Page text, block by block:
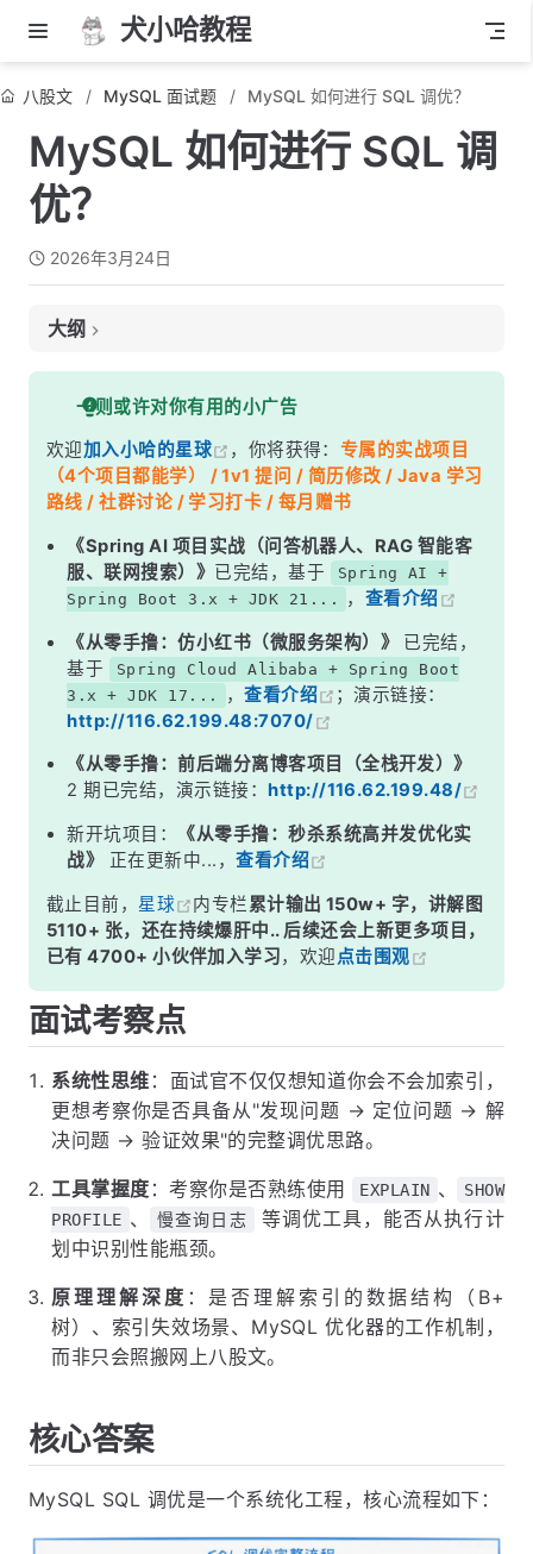
犬小哈教程
八股文 MySQL 面试题 MySQL 如何进行 SQL 调优？
MySQL 如何进行 SQL 调
优？
2026年3月24日
大纲
面试考察点
核心答案
深度解析
一、定位慢 SQL：慢查询日志
二、分析执行计划：EXPLAIN 详解
三、索引优化：最常见的调优手段
五、表结构优化
六、高级调优工具
常见面试变体
记忆口诀
总结
一则或许对你有用的小广告
欢迎加入小哈的星球 ，你将获得： 专属的实战项目
（4个项目都能学） / 1v1 提问 / 简历修改 / Java 学习
路线 / 社群讨论 / 学习打卡 / 每月赠书
《Spring AI 项目实战（问答机器人、RAG 智能客
服、联网搜索）》 已完结，基于
Spring AI +
Spring Boot 3.x + JDK 21...
， 查看介绍
《从零手撸：仿小红书（微服务架构）》
已完结，
基于
Spring Cloud Alibaba + Spring Boot
3.x + JDK 17...
，查看介绍
；演示链接：
http://116.62.199.48:7070/
《从零手撸：前后端分离博客项目（全栈开发）》
2 期已完结，演示链接： http://116.62.199.48/
新开坑项目：
《从零手撸：秒杀系统高并发优化实
战》
正在更新中...，查看介绍
截止目前， 星球 内专栏累计输出 150w+ 字，讲解图
5110+ 张，还在持续爆肝中.. 后续还会上新更多项目，
已有 4700+ 小伙伴加入学习，欢迎点击围观
面试考察点
系统性思维 ：面试官不仅仅想知道你会不会加索引，
更想考察你是否具备从"发现问题 → 定位问题 → 解
决问题 → 验证效果"的完整调优思路。
工具掌握度 ：考察你是否熟练使用 EXPLAIN 、
SHOW
PROFILE 、 慢查询日志
等调优工具，能否从执行计
划中识别性能瓶颈。
原理理解深度 ：是否理解索引的数据结构（B+
树）、索引失效场景、MySQL 优化器的工作机制，
而非只会照搬网上八股文。
核心答案
MySQL SQL 调优是一个系统化工程，核心流程如下：